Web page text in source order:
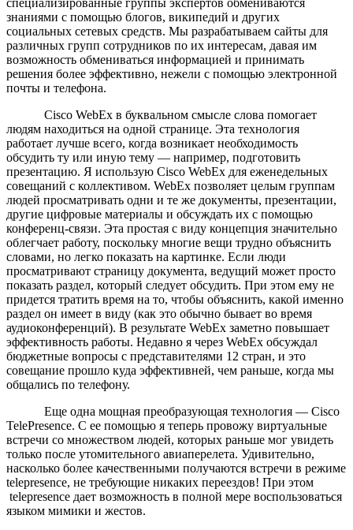
специализированные группы экспертов обмениваются
знаниями с помощью блогов, википедий и других
социальных сетевых средств. Мы разрабатываем сайты для
различных групп сотрудников по их интересам, давая им
возможность обмениваться информацией и принимать
решения более эффективно, нежели с помощью электронной
почты и телефона.
Cisco WebEx в буквальном смысле слова помогает
людям находиться на одной странице. Эта технология
работает лучше всего, когда возникает необходимость
обсудить ту или иную тему — например, подготовить
презентацию. Я использую Cisco WebEx для еженедельных
совещаний с коллективом. WebEx позволяет целым группам
людей просматривать одни и те же документы, презентации,
другие цифровые материалы и обсуждать их с помощью
конференц-связи. Эта простая с виду концепция значительно
облегчает работу, поскольку многие вещи трудно объяснить
словами, но легко показать на картинке. Если люди
просматривают страницу документа, ведущий может просто
показать раздел, который следует обсудить. При этом ему не
придется тратить время на то, чтобы объяснить, какой именно
раздел он имеет в виду (как это обычно бывает во время
аудиоконференций). В результате WebEx заметно повышает
эффективность работы. Недавно я через WebEx обсуждал
бюджетные вопросы с представителями 12 стран, и это
совещание прошло куда эффективней, чем раньше, когда мы
общались по телефону.
Еще одна мощная преобразующая технология — Cisco
TelePresence. С ее помощью я теперь провожу виртуальные
встречи со множеством людей, которых раньше мог увидеть
только после утомительного авиаперелета. Удивительно,
насколько более качественными получаются встречи в режиме
telepresence, не требующие никаких переездов! При этом
telepresence дает возможность в полной мере воспользоваться
языком мимики и жестов.